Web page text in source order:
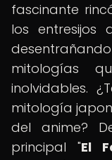
fascinante
los entresijos
mitologías
inolvidables.
mitología
del anime?
principal "El